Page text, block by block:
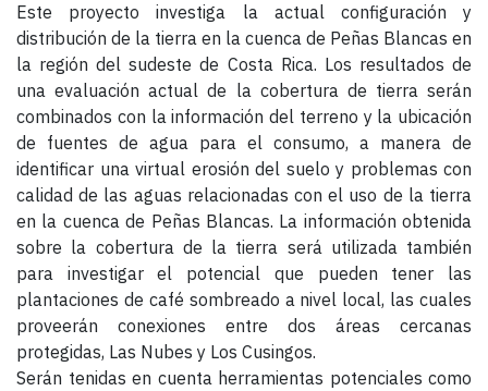
Este proyecto investiga la actual configuración y
distribución de la tierra en la cuenca de Peñas Blancas en
la región del sudeste de Costa Rica. Los resultados de
una evaluación actual de la cobertura de tierra serán
combinados con la información del terreno y la ubicación
de fuentes de agua para el consumo, a manera de
identificar una virtual erosión del suelo y problemas con
calidad de las aguas relacionadas con el uso de la tierra
en la cuenca de Peñas Blancas. La información obtenida
sobre la cobertura de la tierra será utilizada también
para investigar el potencial que pueden tener las
plantaciones de café sombreado a nivel local, las cuales
proveerán conexiones entre dos áreas cercanas
protegidas, Las Nubes y Los Cusingos.
Serán tenidas en cuenta herramientas potenciales como